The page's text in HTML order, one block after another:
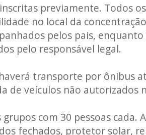
previamente. Todos
no local da
pelos pais,
pelo responsável legal.
transporte por ônibus
de veículos não autorizados
com 30 pessoas cada.
fechados, protetor solar,